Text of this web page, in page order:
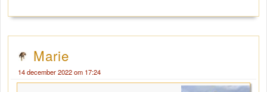
Marie
14 december 2022 om 17:24